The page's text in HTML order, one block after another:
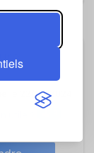
le 22/04/2024